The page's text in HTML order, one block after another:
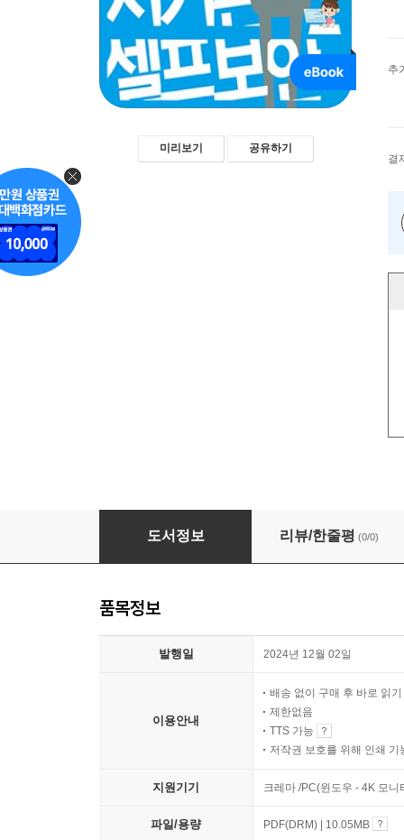
미리보기 공유하기
추
결
나를 지키는 셀프 보안
도서정보 리뷰/한줄평 (0/0)
품목정보
발행일 2024년 12월 02일
이용안내
배송 없이 구매 후 바로 읽기
제한없음
TTS 가능
저작권 보호를 위해 인쇄 기
지원기기 크레마 /PC(윈도우 - 4K 모
파일/용량 PDF(DRM) | 10.05MB